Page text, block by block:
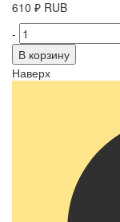
610 ₽ RUB
-
В корзину
Наверх